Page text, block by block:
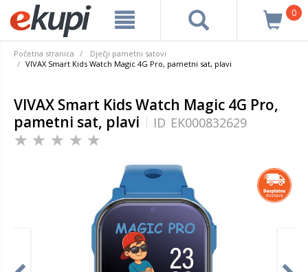
0
Početna stranica
Dječji pametni satovi
VIVAX Smart Kids Watch Magic 4G Pro, pametni sat, plavi
VIVAX Smart Kids Watch Magic 4G Pro,
pametni sat, plavi
ID EK000832629